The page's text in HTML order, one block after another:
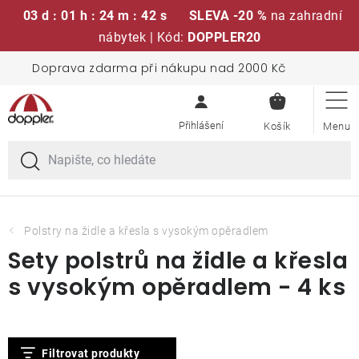
03 d : 01 h : 24 m : 42 s SLEVA -20 % na zahradní
nábytek | Kód: DOPPLER20
obsah
Doprava zdarma při nákupu nad 2000 Kč
KOŠÍK
Sedací soupravy
Slunečníky
Křesla a židle
Stoly
Polstry na židle a křesla s vysokým opěradlem
Sety polstrů na židle a křesla
s vysokým opěradlem - 4 ks
Filtrovat produkty
V